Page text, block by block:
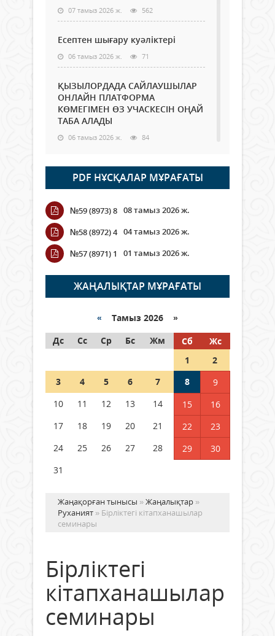
07 тамыз 2026 ж. 562
Есептен шығару куәліктері
06 тамыз 2026 ж. 71
ҚЫЗЫЛОРДАДА САЙЛАУШЫЛАР
ОНЛАЙН ПЛАТФОРМА
КӨМЕГІМЕН ӨЗ УЧАСКЕСІН ОҢАЙ
ТАБА АЛАДЫ
06 тамыз 2026 ж. 84
Open Air: Қызылорда облысы
полиция департаменті 20
мыңнан астам көрерменнің
қауіпсіздігін қамтамасыз етті
06 тамыз 2026 ж.
Wi-Fi ҚАБЫРҒА АРҚЫЛЫ ҚАЛАЙ
ӨТЕДІ?
06 тамыз 2026 ж. 261
граждане Казахстана,
05 тамыз 2026 ж. 143
Шетелде жүрген Қазақстан
азаматтары қалай дауыс бере
PDF НҰСҚАЛАР МҰРАҒАТЫ
№59 (8973) 8 08 тамыз 2026 ж.
№58 (8972) 4 04 тамыз 2026 ж.
№57 (8971) 1
01 тамыз 2026 ж.
ЖАҢАЛЫҚТАР МҰРАҒАТЫ
« Тамыз 2026 »
Дс
Сс Ср Бс Жм Сб
Жс
1
2
3
4 5 6 7 8
9
10
11 12 13 14 15
16
17
18 19 20 21 22
23
24
25 26 27 28 29
30
31
Жаңақорған тынысы »Жаңалықтар »
Руханият » Бірліктегі кітапханашылар
семинары
Бірліктегі
кітапханашылар
семинары